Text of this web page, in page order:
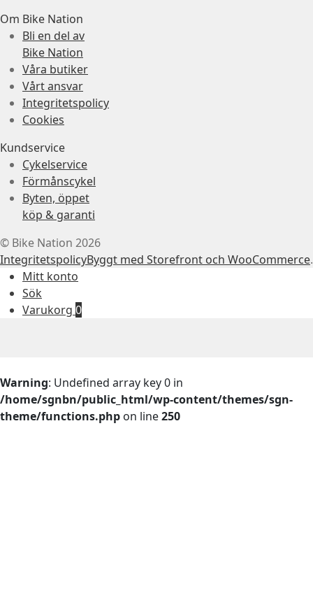
Om Bike Nation
Bli en del av
Bike Nation
Våra butiker
Vårt ansvar
Integritetspolicy
Cookies
Kundservice
Cykelservice
Förmånscykel
Byten, öppet
köp & garanti
© Bike Nation 2026
IntegritetspolicyByggt med Storefront och WooCommerce.
Mitt konto
Sök
Varukorg 0
Warning: Undefined array key 0 in
/home/sgnbn/public_html/wp-content/themes/sgn-
theme/functions.php on line250